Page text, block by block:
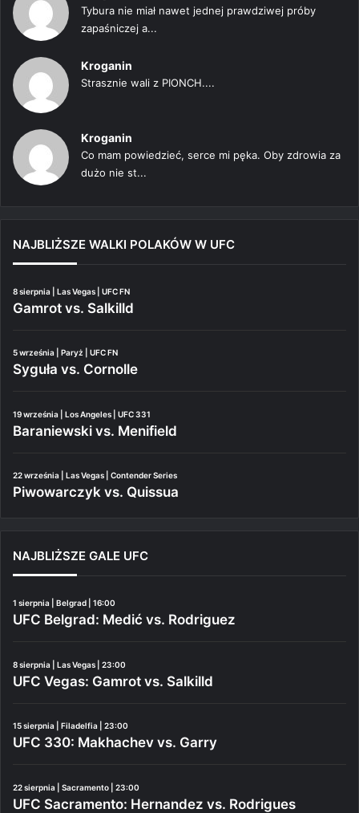
Tybura nie miał nawet jednej prawdziwej próby
zapaśniczej a...
Kroganin
Strasznie wali z PIONCH....
Kroganin
Co mam powiedzieć, serce mi pęka. Oby zdrowia za
dużo nie st...
NAJBLIŻSZE WALKI POLAKÓW W UFC
8 sierpnia | Las Vegas | UFC FN
Gamrot vs. Salkilld
5 września | Paryż | UFC FN
Syguła vs. Cornolle
19 września | Los Angeles | UFC 331
Baraniewski vs. Menifield
22 września | Las Vegas | Contender Series
Piwowarczyk vs. Quissua
NAJBLIŻSZE GALE UFC
1 sierpnia | Belgrad | 16:00
UFC Belgrad: Medić vs. Rodriguez
8 sierpnia | Las Vegas | 23:00
UFC Vegas: Gamrot vs. Salkilld
15 sierpnia | Filadelfia | 23:00
UFC 330: Makhachev vs. Garry
22 sierpnia | Sacramento | 23:00
UFC Sacramento: Hernandez vs. Rodrigues